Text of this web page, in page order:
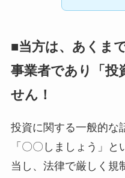
■当方は、あくま
事業者であり「投
せん！
投資に関する一般的な
「〇〇しましょう」
当し、法律で厳しく規